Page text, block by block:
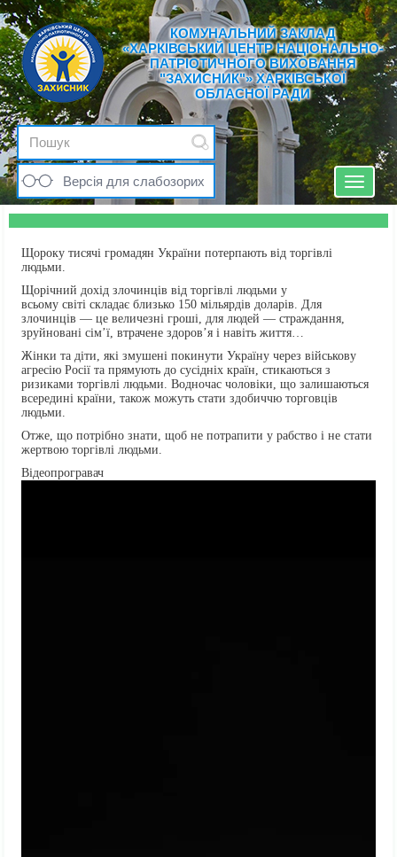
КОМУНАЛЬНИЙ ЗАКЛАД
«ХАРКІВСЬКИЙ ЦЕНТР НАЦІОНАЛЬНО-
ПАТРІОТИЧНОГО ВИХОВАННЯ
"ЗАХИСНИК"» ХАРКІВСЬКОЇ
ОБЛАСНОЇ РАДИ
Версія для слабозорих
Toggle
Щороку тисячі громадян України потерпають від торгівлі
людьми.
Щорічний дохід злочинців від торгівлі людьми у
всьому світі складає близько 150 мільярдів доларів. Для
злочинців — це величезні гроші, для людей — страждання,
зруйновані сім’ї, втрачене здоров’я і навіть життя…
Жінки та діти, які змушені покинути Україну через військову
агресію Росії та прямують до сусідніх країн, стикаються з
ризиками торгівлі людьми. Водночас чоловіки, що залишаються
всередині країни, також можуть стати здобиччю торговців
людьми.
Отже, що потрібно знати, щоб не потрапити у рабство і не стати
жертвою торгівлі людьми.
Відеопрогравач